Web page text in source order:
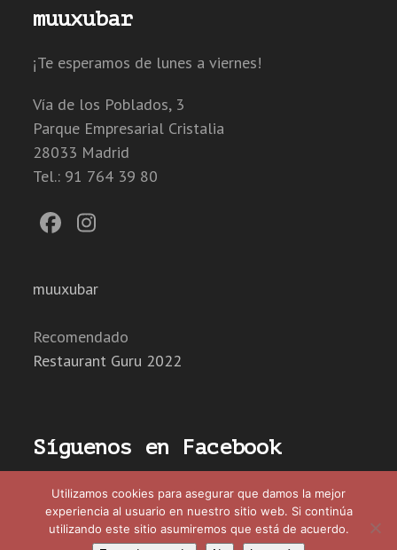
muuxubar
¡Te esperamos de lunes a viernes!
Vía de los Poblados, 3
Parque Empresarial Cristalia
28033 Madrid
Tel.: 91 764 39 80
FacebookInstagram
muuxubar
Recomendado
Restaurant Guru 2022
Síguenos en Facebook
Utilizamos cookies para asegurar que damos la mejor
experiencia al usuario en nuestro sitio web. Si continúa
utilizando este sitio asumiremos que está de acuerdo.